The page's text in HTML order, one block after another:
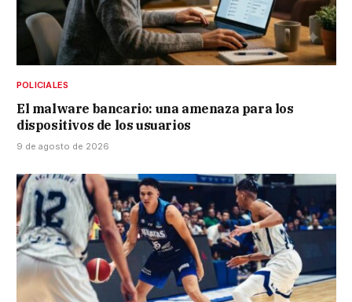
POLICIALES
El malware bancario: una amenaza para los
dispositivos de los usuarios
9 de agosto de 2026